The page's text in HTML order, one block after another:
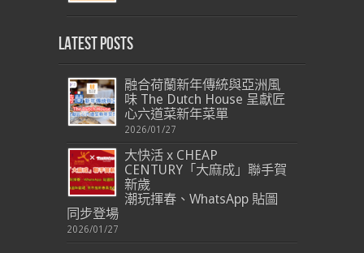
Latest Posts
融合荷蘭新年傳統與亞洲風
味 The Dutch House 呈獻匠
心六道菜新年菜單
2026/01/27
大快活 x CHEAP
CENTURY「大麻成」聯手賀
新歲
潮玩揮春、WhatsApp 貼圖
同步登場
2026/01/27